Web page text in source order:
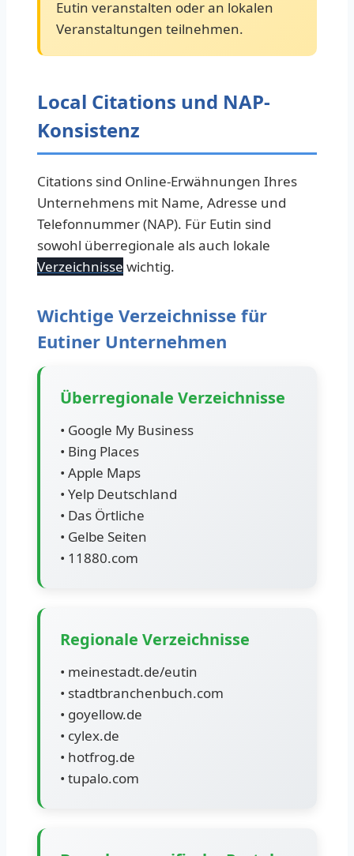
Eutin veranstalten oder an lokalen
Veranstaltungen teilnehmen.
Local Citations und NAP-
Konsistenz
Citations sind Online-Erwähnungen Ihres
Unternehmens mit Name, Adresse und
Telefonnummer (NAP). Für Eutin sind
sowohl überregionale als auch lokale
Verzeichnisse wichtig.
Wichtige Verzeichnisse für
Eutiner Unternehmen
Überregionale Verzeichnisse
• Google My Business
• Bing Places
• Apple Maps
• Yelp Deutschland
• Das Örtliche
• Gelbe Seiten
• 11880.com
Regionale Verzeichnisse
• meinestadt.de/eutin
• stadtbranchenbuch.com
• goyellow.de
• cylex.de
• hotfrog.de
• tupalo.com